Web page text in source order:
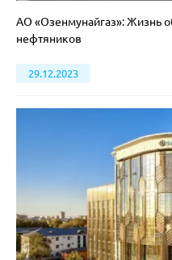
АО «Озенмунайгаз»: Жизнь
нефтяников
29.12.2023